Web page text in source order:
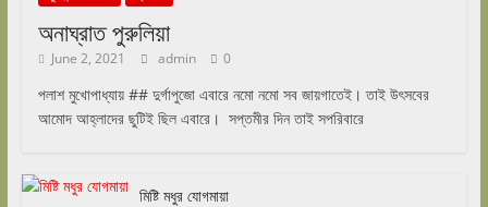
অনাঘ্রাত পুরুলিয়া
June 2, 2021 admin 0
পলাশ মুখোপাধ্যায় ## দুর্গাপুজো এবারে নমো নমো সব জায়গাতেই। তাই উৎসবের
আমোদ আহ্লাদের ছুটিই ছিল এবারে। সপ্তমীর দিন তাই সপরিবারে
মিষ্টি মধুর যোগমায়া